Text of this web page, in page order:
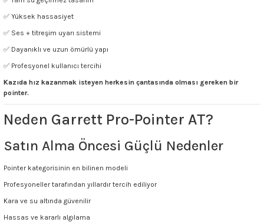
✅ Yüksek hassasiyet
✅ Ses + titreşim uyarı sistemi
✅ Dayanıklı ve uzun ömürlü yapı
✅ Profesyonel kullanıcı tercihi
Kazıda hız kazanmak isteyen herkesin çantasında olması gereken bir
pointer.
Neden Garrett Pro-Pointer AT?
Satın Alma Öncesi Güçlü Nedenler
Pointer kategorisinin en bilinen modeli
Profesyoneller tarafından yıllardır tercih ediliyor
Kara ve su altında güvenilir
Hassas ve kararlı algılama